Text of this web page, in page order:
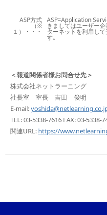
ASP方式
（※
１）・・・
ASP=Application
きましてはユーザー
ターネットを利用し
す｡
＜報道関係者様お問合せ先＞
株式会社ネットラーニング
社長室 室長 吉田 俊明
E-mail:
TEL: 03-5338-7616 FAX: 03-5338-
関連URL: https://